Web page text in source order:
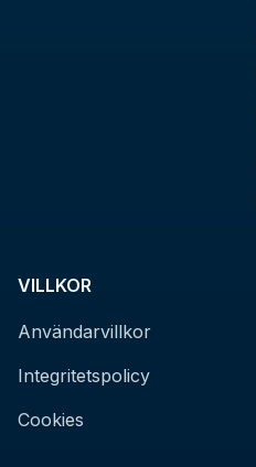
VILLKOR
Användarvillkor
Integritetspolicy
Cookies